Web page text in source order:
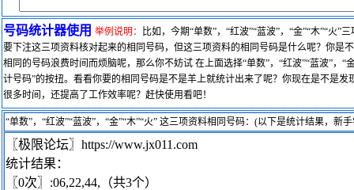
号码统计器使用 举例说明：
比如，今期“单数”，“红波”“蓝波”，“金”“木”“火”
要下注这三项资料核对起来的相同号码，但这三项资料的相同号码是什么呢？你是
相同的号码浪费时间而烦脑呢，那么你不妨试 在上面选择“单数”，“红波”“蓝波”，“
计号码”的按扭。看看你要的相同号码是不是羊上就统计出来了呢？你现在是不是发
很多时间，还提高了工作效率呢？赶快使用看吧！
“单数”，“红波”“蓝波”，“金”“木”“火” 这三项资料相同号码：(以下是统计结果，新
〖极限论坛〗https://www.jx011.com
统计结果：
〖0次〗:06,22,44,（共3个）